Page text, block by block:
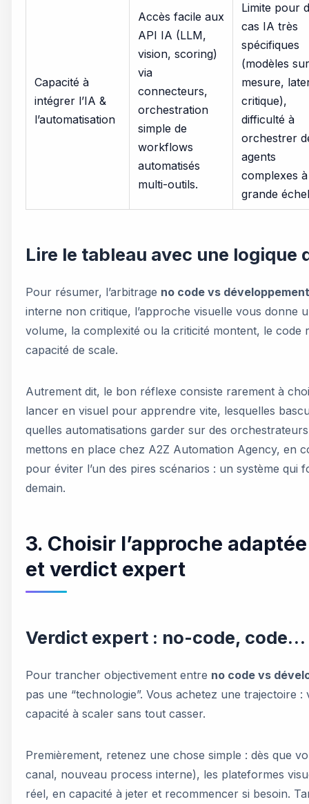
Capacité à
intégrer l’IA &
l’automatisation
Accès facile aux
API IA (LLM,
vision, scoring)
via
connecteurs,
orchestration
simple de
workflows
automatisés
multi-outils.
Limite pour
cas IA très
spécifiques
(modèles sur
mesure,
critique),
difficulté à
orchestrer
agents
complexes à
grande
Lire le tableau avec une logique
Pour résumer, l’arbitrage no code vs
interne non critique, l’approche visuelle vous donne
volume, la complexité ou la criticité montent, le code
capacité de scale.
Autrement dit, le bon réflexe consiste rarement à
lancer en visuel pour apprendre vite, lesquelles
quelles automatisations garder sur des
mettons en place chez A2Z Automation Agency, en
pour éviter l’un des pires scénarios : un système qui
demain.
3. Choisir l’approche
et verdict expert
Verdict expert : no-code,
Pour trancher objectivement entre no code vs
pas une “technologie”. Vous achetez une
capacité à scaler sans tout casser.
Premièrement, retenez une chose simple : dès que
canal, nouveau process interne), les plateformes
réel, en capacité à jeter et recommencer si besoin.